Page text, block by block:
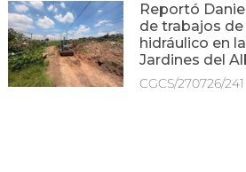
Reportó
de trabajos
hidráulico en
Jardines del
CGCS/270726/241